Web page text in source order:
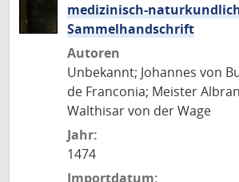
medizinisch-
Sammelhandschrift
Autoren
Unbekannt; Johannes von
de Franconia; Meister
Walthisar von der Wage
Jahr:
1474
Importdatum: